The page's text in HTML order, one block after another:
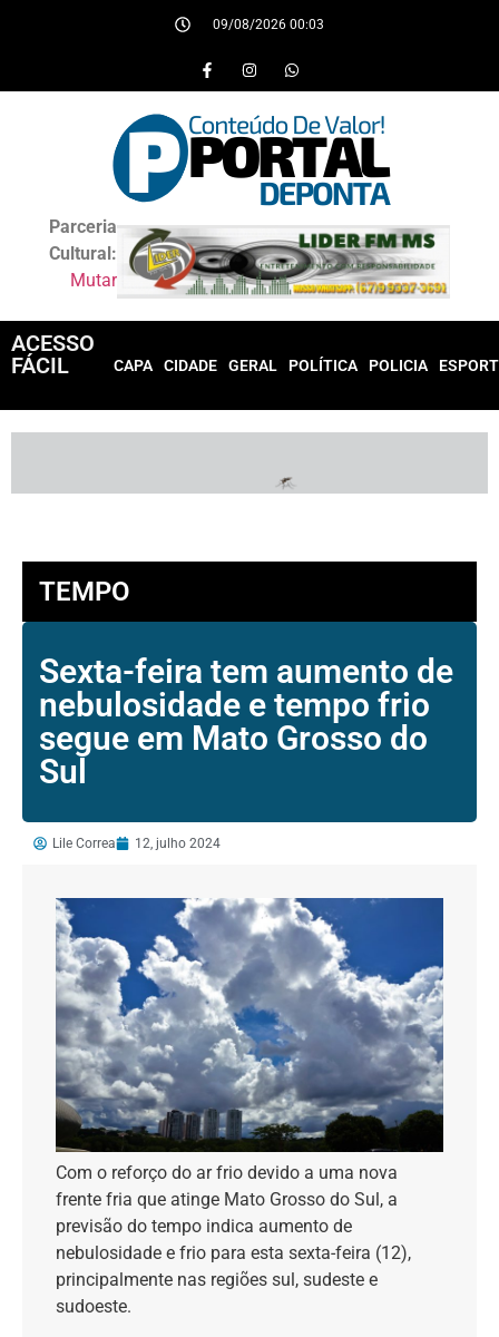
09/08/2026 00:03
Parceria
Cultural:
Mutar
ACESSO
FÁCIL
CAPA CIDADE GERAL POLÍTICA POLICIA
TEMPO
Sexta-feira tem aumento de
nebulosidade e tempo frio
segue em Mato Grosso do
Sul
Lile Correa 12, julho 2024
Com o reforço do ar frio devido a uma nova
frente fria que atinge Mato Grosso do Sul, a
previsão do tempo indica aumento de
nebulosidade e frio para esta sexta-feira (12),
principalmente nas regiões sul, sudeste e
sudoeste.